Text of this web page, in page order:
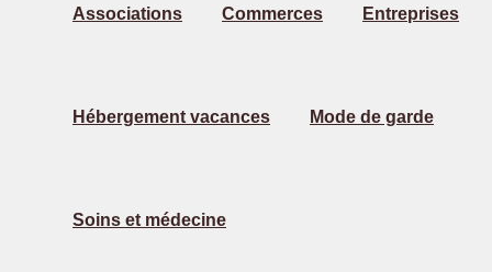
Associations Commerces Entreprises
Hébergement vacances Mode de garde
Soins et médecine